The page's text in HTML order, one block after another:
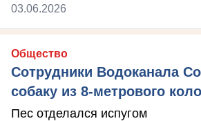
03.06.2026
Общество
Сотрудники Водоканала
собаку из 8-метрового
Пес отделался испугом